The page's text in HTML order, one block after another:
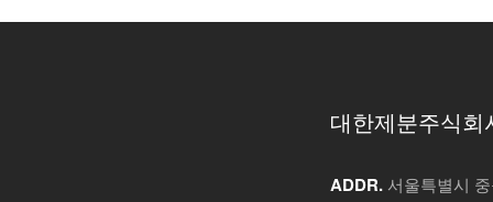
대한제분주식회
ADDR. 서울특별시